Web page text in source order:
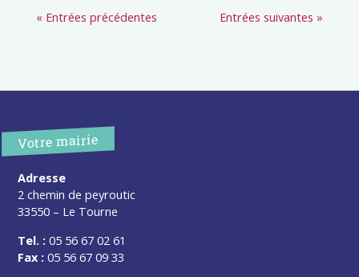
« Entrées précédentes Entrées suivantes »
Votre mairie
Adresse
2 chemin de peyroutic
33550 – Le Tourne
Tel. : 05 56 67 02 61
Fax : 05 56 67 09 33